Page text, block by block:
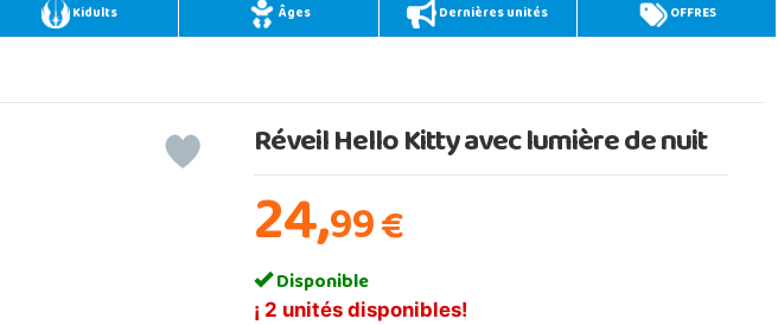
Kidults Âges Dernières unités OFFRES
Réveil Hello Kitty avec lumière de nuit
24,99€
Disponible
¡ 2 unités disponibles!